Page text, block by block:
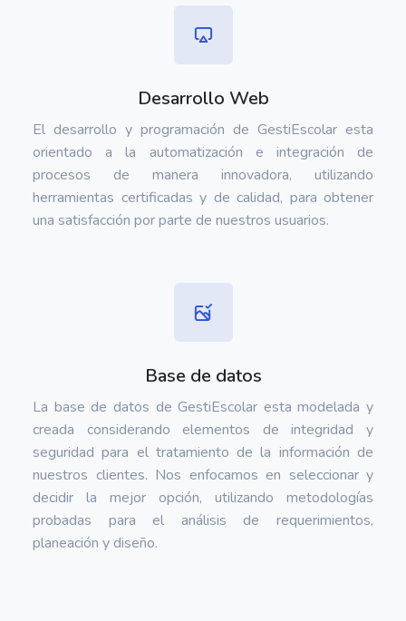
Desarrollo Web
El desarrollo y programación de GestiEscolar esta
orientado a la automatización e integración de
procesos de manera innovadora, utilizando
herramientas certificadas y de calidad, para obtener
una satisfacción por parte de nuestros usuarios.
Base de datos
La base de datos de GestiEscolar esta modelada y
creada considerando elementos de integridad y
seguridad para el tratamiento de la información de
nuestros clientes. Nos enfocamos en seleccionar y
decidir la mejor opción, utilizando metodologías
probadas para el análisis de requerimientos,
planeación y diseño.